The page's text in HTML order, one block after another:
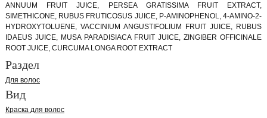
ANNUUM FRUIT JUICE, PERSEA GRATISSIMA FRUIT EXTRACT,
SIMETHICONE, RUBUS FRUTICOSUS JUICE, P-AMINOPHENOL, 4-AMINO-2-
HYDROXYTOLUENE, VACCINIUM ANGUSTIFOLIUM FRUIT JUICE, RUBUS
IDAEUS JUICE, MUSA PARADISIACA FRUIT JUICE, ZINGIBER OFFICINALE
ROOT JUICE, CURCUMA LONGA ROOT EXTRACT
Раздел
Для волос
Вид
Краска для волос